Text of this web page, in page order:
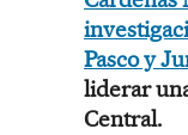
Pasco y
liderar
Central.